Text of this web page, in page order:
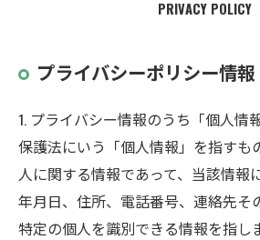
PRIVACY POLICY
プライバシーポリシー情報
1. プライバシー情報のうち「個人情
保護法にいう「個人情報」を指すも
人に関する情報であって、当該情報
年月日、住所、電話番号、連絡先そ
特定の個人を識別できる情報を指し